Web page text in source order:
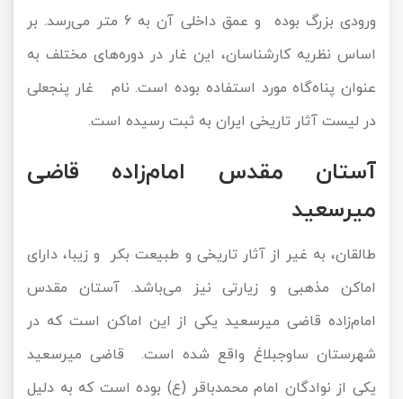
ورودی بزرگ بوده و عمق داخلی آن به 6 متر می‌رسد. بر
اساس نظریه کارشناسان، این غار در دوره‌های مختلف به
عنوان پناه‌گاه مورد استفاده بوده است. نام غار پنجعلی
در لیست آثار تاریخی ایران به ثبت رسیده است.
آستان مقدس امام‌زاده قاضی
میرسعید
طالقان، به غیر از آثار تاریخی و طبیعت بکر و زیبا، دارای
اماکن مذهبی و زیارتی نیز می‌باشد. آستان مقدس
امام‌زاده قاضی میرسعید یکی از این اماکن است که در
شهرستان ساوجبلاغ واقع شده است. قاضی میرسعید
یکی از نوادگان امام محمدباقر (ع) بوده است که به دلیل